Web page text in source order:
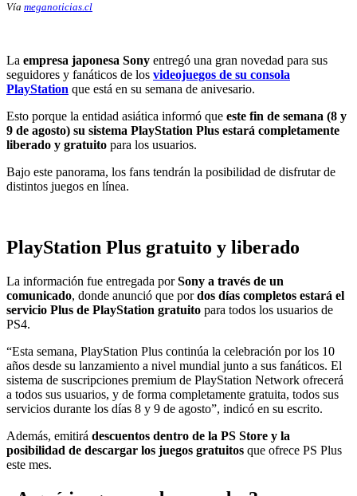
Vía meganoticias.cl
La empresa japonesa Sony entregó una gran novedad para sus
seguidores y fanáticos de los videojuegos de su consola
PlayStation que está en su semana de anivesario.
Esto porque la entidad asiática informó que este fin de semana (8 y
9 de agosto) su sistema PlayStation Plus estará completamente
liberado y gratuito para los usuarios.
Bajo este panorama, los fans tendrán la posibilidad de disfrutar de
distintos juegos en línea.
PlayStation Plus gratuito y liberado
La información fue entregada porSony a través de un
comunicado, donde anunció que pordos días completos estará el
servicio Plus de PlayStation gratuito para todos los usuarios de
PS4.
“Esta semana, PlayStation Plus continúa la celebración por los 10
años desde su lanzamiento a nivel mundial junto a sus fanáticos. El
sistema de suscripciones premium de PlayStation Network ofrecerá
a todos sus usuarios, y de forma completamente gratuita, todos sus
servicios durante los días 8 y 9 de agosto”, indicó en su escrito.
Además, emitirá descuentos dentro de la PS Store y la
posibilidad de descargar los juegos gratuitos que ofrece PS Plus
este mes.